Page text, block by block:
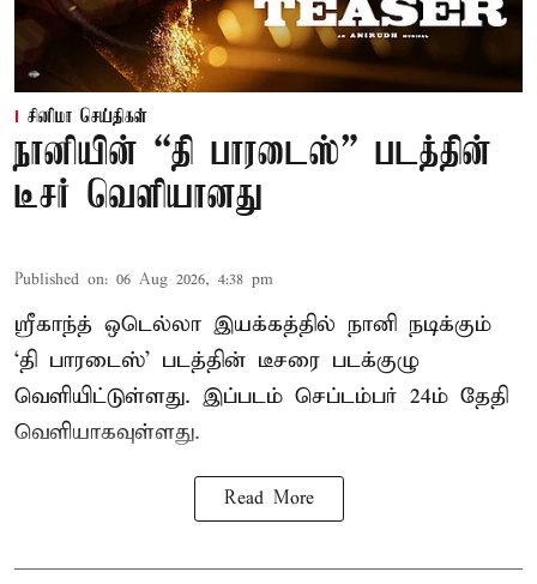
சினிமா செய்திகள்
நானியின் “தி பாரடைஸ்” படத்தின்
டீசர் வெளியானது
Published on: 06 Aug 2026, 4:38 pm
ஸ்ரீகாந்த் ஒடெல்லா இயக்கத்தில் நானி நடிக்கும்
‘தி பாரடைஸ்’ படத்தின் டீசரை படக்குழு
வெளியிட்டுள்ளது. இப்படம் செப்டம்பர் 24ம் தேதி
வெளியாகவுள்ளது.
Read More